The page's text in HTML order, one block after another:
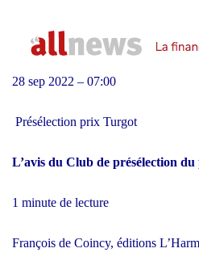
28 sep 2022 – 07:00
Présélection prix Turgot
L’avis du Club de présélection
1 minute de lecture
François de Coincy, éditions